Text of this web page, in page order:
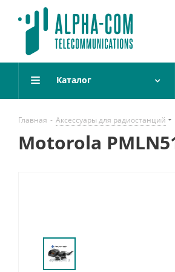
Каталог
Главная - Аксессуары для радиостанций
Motorola